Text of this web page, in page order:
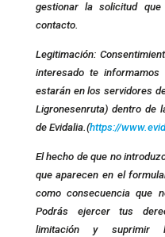
gestionar la solicitud
contacto.
Legitimación:
interesado te
estarán en los servidores
Ligronesenruta) dentro de
de Evidalia.(https://
El hecho de que no
que aparecen en el
como consecuencia que
Podrás ejercer tus
limitación y suprimir